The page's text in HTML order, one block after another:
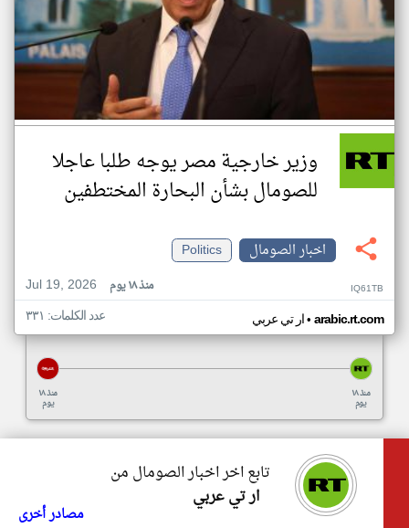
وزير خارجية مصر يوجه طلبا عاجلا
للصومال بشأن البحارة المختطفين
اخبار الصومال
Politics
Jul 19, 2026
منذ ١٨ يوم IQ61TB
ار تي عربي• arabic.rt.com عدد الكلمات: ٣٣١
منذ ١٨
يوم
منذ ١٨
يوم
تابع اخر اخبار الصومال من
ار تي عربي
مصادر أخرى